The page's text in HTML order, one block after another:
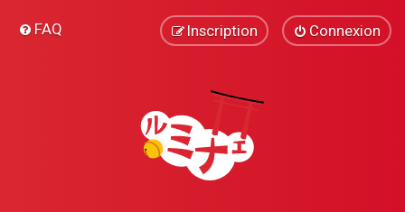
FAQ Connexion
Inscription